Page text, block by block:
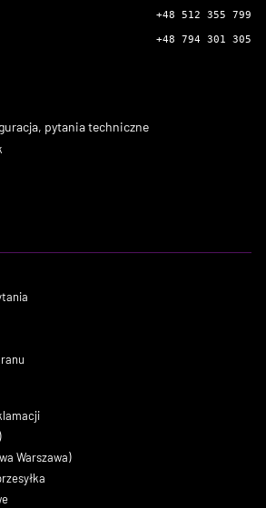
+48 512 355 799
+48 794 301 305
pytania techniczne
Warszawa)